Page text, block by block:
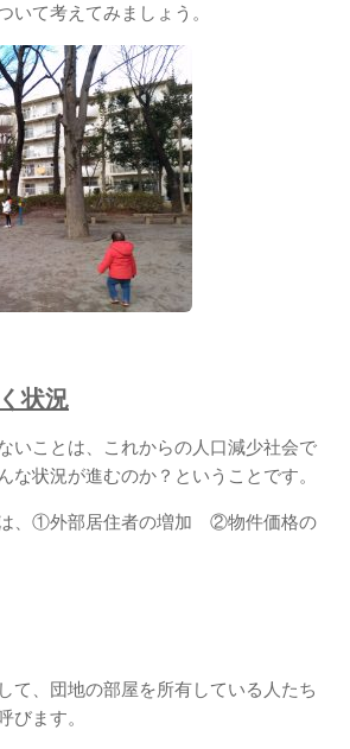
いて考えてみましょう。
状況
いことは、これからの人口減少社会で
な状況が進むのか？ということです。
、①外部居住者の増加 ②物件価格の
て、団地の部屋を所有している人たち
びます。